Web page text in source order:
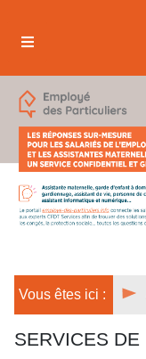
Vous êtes ici :
SERVICES